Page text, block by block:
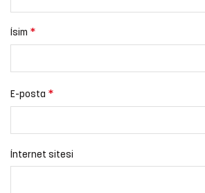
İsim *
E-posta *
İnternet sitesi